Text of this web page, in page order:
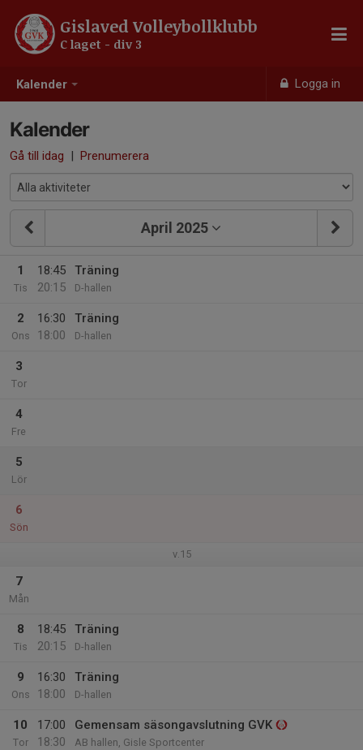
Kalender Logga in
Gislaved Volleybollklubb
C laget - div 3
Kalender
Gå till idag | Prenumerera
April 2025
1
Tis
18:45
20:15
Träning
D-hallen
2
Ons
16:30
18:00
Träning
D-hallen
3
Tor
4
Fre
5
Lör
6
Sön
v.15
7
Mån
8
Tis
18:45
20:15
Träning
D-hallen
9
Ons
16:30
18:00
Träning
D-hallen
10
Tor
17:00
18:30
Gemensam säsongavslutning GVK
AB hallen, Gisle Sportcenter